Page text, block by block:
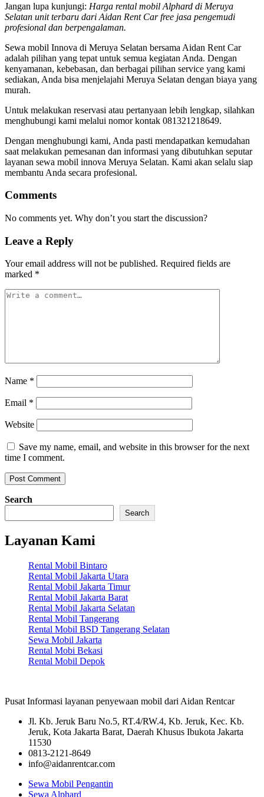
Jangan lupa kunjungi: Harga rental mobil Alphard di Meruya
Selatan unit terbaru dari Aidan Rent Car free jasa pengemudi
profesional dan berpengalaman.
Sewa mobil Innova di Meruya Selatan bersama Aidan Rent Car
adalah pilihan yang tepat untuk semua kegiatan Anda. Dengan
kenyamanan, kebebasan, dan berbagai pilihan service yang kami
sediakan, Anda bisa menjelajahi Meruya Selatan dengan biaya yang
murah.
Untuk melakukan reservasi atau pertanyaan lebih lengkap, silahkan
menghubungi kami melalui nomor kontak 081321218649.
Dengan menghubungi kami, Anda pasti mendapatkan kemudahan
saat melakukan pemesanan dan informasi yang dibutuhkan seputar
layanan sewa mobil innova Meruya Selatan. Kami akan selalu siap
membantu Anda secara profesional.
Comments
No comments yet. Why don’t you start the discussion?
Leave a Reply
Your email address will not be published. Required fields are
marked *
Name *
Email *
Website
Save my name, email, and website in this browser for the next
time I comment.
Search
Search
Layanan Kami
Rental Mobil Bintaro
Rental Mobil Jakarta Utara
Rental Mobil Jakarta Timur
Rental Mobil Jakarta Barat
Rental Mobil Jakarta Selatan
Rental Mobil Tangerang
Rental Mobil BSD Tangerang Selatan
Sewa Mobil Jakarta
Rental Mobi Bekasi
Rental Mobil Depok
Pusat Informasi layanan penyewaan mobil dari Aidan Rentcar
Jl. Kb. Jeruk Baru No.5, RT.4/RW.4, Kb. Jeruk, Kec. Kb.
Jeruk, Kota Jakarta Barat, Daerah Khusus Ibukota Jakarta
11530
0813-2121-8649
info@aidanrentcar.com
Sewa Mobil Pengantin
Sewa Alphard